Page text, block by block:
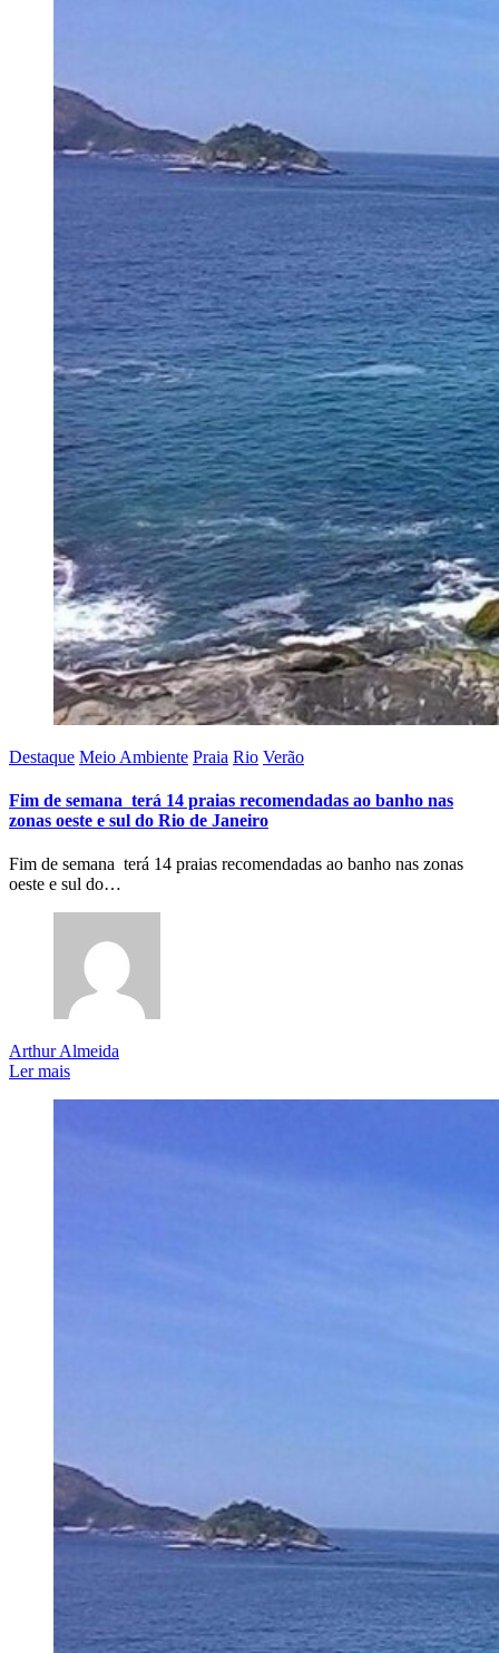
Destaque Meio Ambiente Praia Rio Verão
Fim de semana terá 14 praias recomendadas ao banho nas
zonas oeste e sul do Rio de Janeiro
Fim de semana terá 14 praias recomendadas ao banho nas zonas
oeste e sul do…
Arthur Almeida
Ler mais